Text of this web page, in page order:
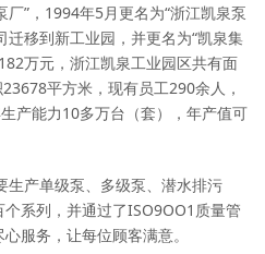
”，1994年5月更名为“浙江凯泉泵
迁移到新工业园，并更名为“凯泉集
万元，浙江凯泉工业园区共有面
平方米，现有员工290余人，
产能力10多万台（套），年产值可
生产单级泵、多级泵、潜水排污
系列，并通过了ISO9OO1质量管
服务，让每位顾客满意。